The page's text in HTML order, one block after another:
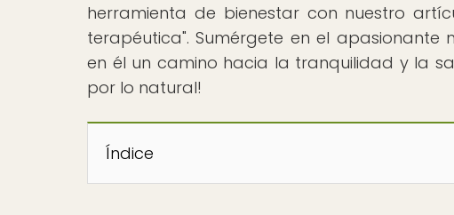
herramienta de bienestar con nuestro
terapéutica". Sumérgete en el
en él un camino hacia la tranquilidad y la
por lo natural!
Índice